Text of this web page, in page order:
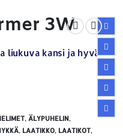
3W
liukuva kansi ja hyvä
, ÄLYPUHELIN,
, LAATIKKO, LAATIKOT,